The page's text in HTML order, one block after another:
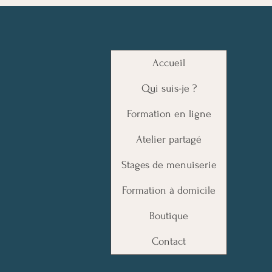
Accueil
Qui suis-je ?
Formation en ligne
Atelier partagé
Stages de menuiserie
Formation à domicile
Boutique
Contact